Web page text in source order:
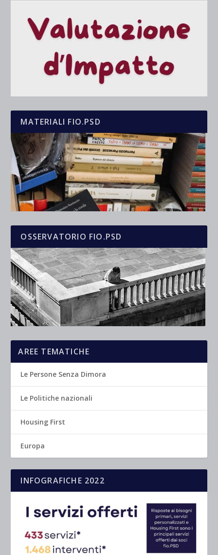
MATERIALI FIO.PSD
OSSERVATORIO FIO.PSD
AREE TEMATICHE
Le Persone Senza Dimora
Le Politiche nazionali
Housing First
Europa
INFOGRAFICHE 2022